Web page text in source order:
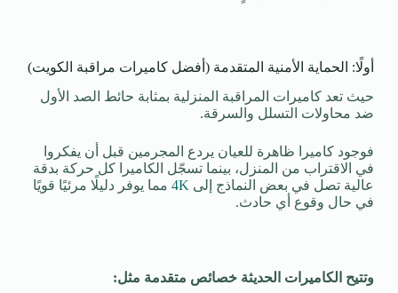
أولًا: الحماية الأمنية المتقدمة (أفضل كاميرات مراقبة الكويت)
حيث تعد كاميرات المراقبة المنزلية بمثابة حائط الصد الأول
ضد محاولات التسلل والسرقة.
فوجود كاميرا ظاهرة للعيان يردع المجرمين قبل أن يفكروا
في الاقتراب من المنزل، بينما تسجّل الكاميرا كل حركة بدقة
عالية تصل في بعض النماذج إلى 4Kمما يوفر دليلًا مرئيًا قويًا
في حال وقوع أي حادث.
وتتيح الكاميرات الحديثة خصائص متقدمة مثل: